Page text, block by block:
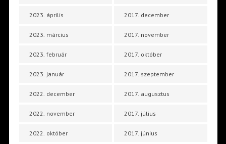
2023. április
2023. március
2023. február
2023. január
2022. december
2022. november
2022. október
2017. december
2017. november
2017. október
2017. szeptember
2017. augusztus
2017. július
2017. június